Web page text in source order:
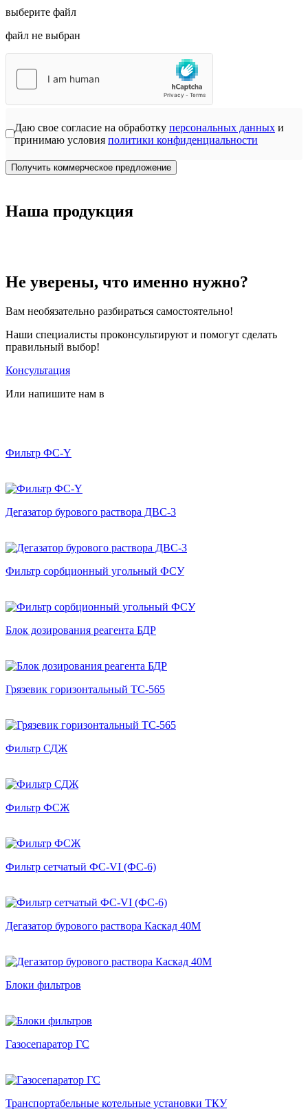
выберите файл
файл не выбран
Даю свое согласие на обработку персональных данных и
принимаю условия политики конфиденциальности
Получить коммерческое предложение
Наша продукция
Не уверены, что именно нужно?
Вам необязательно разбираться самостоятельно!
Наши специалисты проконсультируют и помогут сделать
правильный выбор!
Консультация
Или напишите нам в
Фильтр ФС-Y
Дегазатор бурового раствора ДВС-3
Фильтр сорбционный угольный ФСУ
Блок дозирования реагента БДР
Грязевик горизонтальный ТС-565
Фильтр СДЖ
Фильтр ФСЖ
Фильтр сетчатый ФС-VI (ФС-6)
Дегазатор бурового раствора Каскад 40М
Блоки фильтров
Газосепаратор ГС
Транспортабельные котельные установки ТКУ